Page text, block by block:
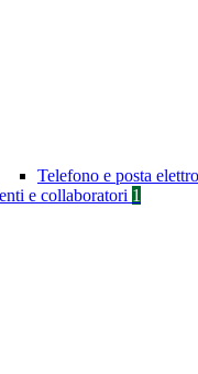
Telefono e posta
e collaboratori 1